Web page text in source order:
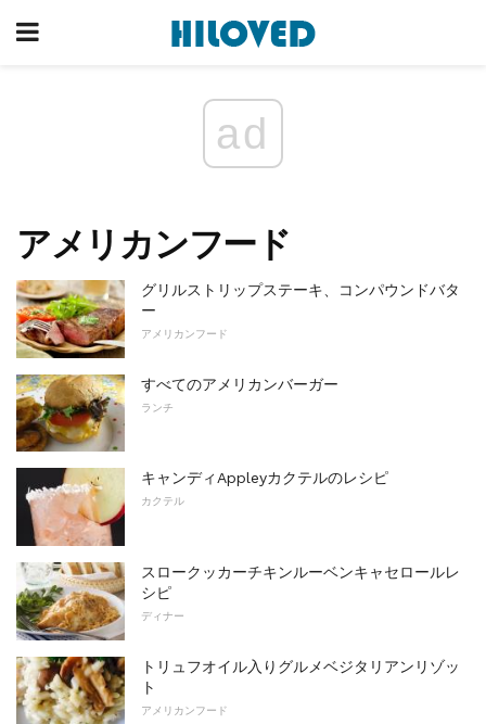
ad
アメリカンフード
グリルストリップステーキ、コンパウンドバタ
ー
アメリカンフード
すべてのアメリカンバーガー
ランチ
キャンディAppleyカクテルのレシピ
カクテル
スロークッカーチキンルーベンキャセロールレ
シピ
ディナー
トリュフオイル入りグルメベジタリアンリゾッ
ト
アメリカンフード